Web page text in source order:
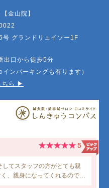
金山院】
グランドリュイソー1F
出口から徒歩5分
ンパーキングも有ります）
ちら ▶︎